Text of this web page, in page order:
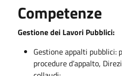
Competenze
Gestione dei Lavori Pubblici:
Gestione appalti pubblici:
procedure d’appalto,